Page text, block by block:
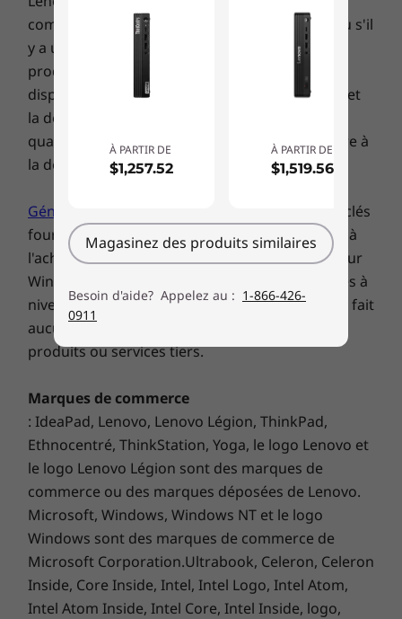
commande si le produit devient indisponible ou s'il
y a une erreur de coût ou de typographie.Les
produits annoncés peuvent être soumis à une
disponibilité limitée, selon les niveaux de stock et
la demande.Lenovo s'efforce de fournir une
quantité raisonnable de produits pour répondre à
la demande estimée des consommateurs.
Généralités :
passez en revue les informations clés
fournies par Microsoft qui peuvent s'appliquer à
l'achat de votre système, y compris les détails sur
Windows 10, Windows 8, Windows 7 et les mises à
niveau/rétrogradations potentielles. Lenovo ne fait
aucune déclaration ni garantie concernant les
produits ou services tiers.
Marques de commerce
: IdeaPad, Lenovo, Lenovo Légion, ThinkPad,
Ethnocentré, ThinkStation, Yoga, le logo Lenovo et
le logo Lenovo Légion sont des marques de
commerce ou des marques déposées de Lenovo.
Microsoft, Windows, Windows NT et le logo
Windows sont des marques de commerce de
Microsoft Corporation.Ultrabook, Celeron, Celeron
Inside, Core Inside, Intel, Intel Logo, Intel Atom,
Intel Atom Inside, Intel Core, Intel Inside, logo,
À PARTIR DE
$1,257.52
À PARTIR DE
$1,519.56
Magasinez des produits similaires
Besoin d'aide? Appelez au : 1-866-426-
0911